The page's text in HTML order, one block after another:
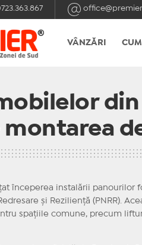
VÂNZĂRI
montarea
începerea instalării
și Reziliență (PNRR).
spațiile comune, precum